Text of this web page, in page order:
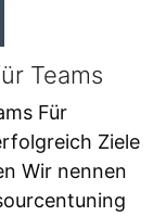
Teams
Für
Ziele
Wir nennen